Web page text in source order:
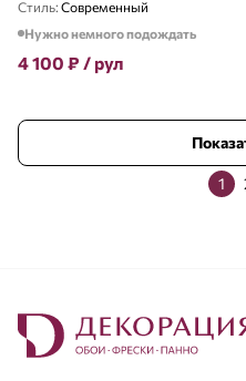
Стиль: Современный
Нужно немного подождать
4 100 ₽ / рул
1